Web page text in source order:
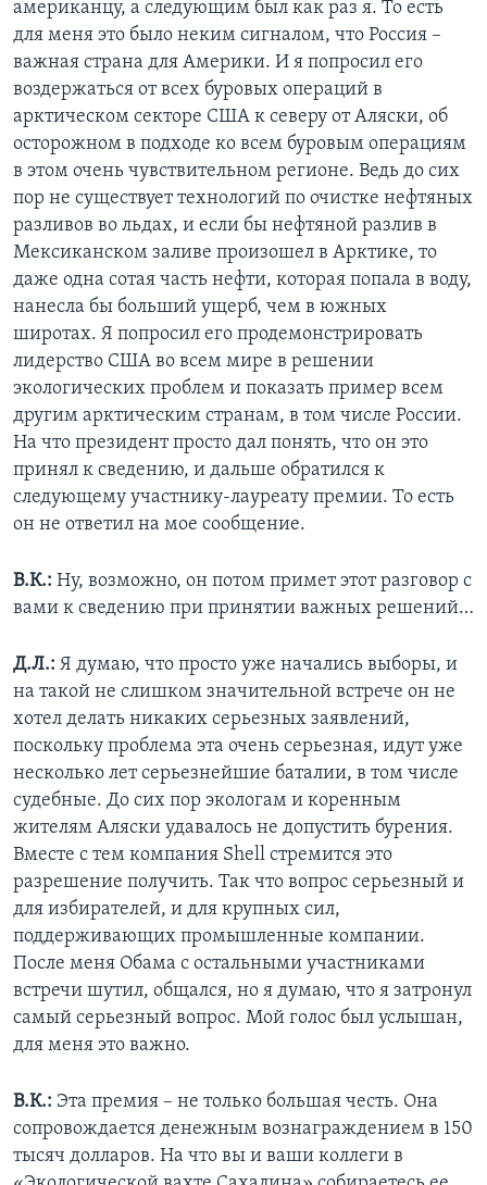
американцу, а следующим был как раз я. То есть
для меня это было неким сигналом, что Россия –
важная страна для Америки. И я попросил его
воздержаться от всех буровых операций в
арктическом секторе США к северу от Аляски, об
осторожном в подходе ко всем буровым операциям
в этом очень чувствительном регионе. Ведь до сих
пор не существует технологий по очистке нефтяных
разливов во льдах, и если бы нефтяной разлив в
Мексиканском заливе произошел в Арктике, то
даже одна сотая часть нефти, которая попала в воду,
нанесла бы больший ущерб, чем в южных
широтах. Я попросил его продемонстрировать
лидерство США во всем мире в решении
экологических проблем и показать пример всем
другим арктическим странам, в том числе России.
На что президент просто дал понять, что он это
принял к сведению, и дальше обратился к
следующему участнику-лауреату премии. То есть
он не ответил на мое сообщение.
В.К.: Ну, возможно, он потом примет этот разговор с
вами к сведению при принятии важных решений…
Д.Л.: Я думаю, что просто уже начались выборы, и
на такой не слишком значительной встрече он не
хотел делать никаких серьезных заявлений,
поскольку проблема эта очень серьезная, идут уже
несколько лет серьезнейшие баталии, в том числе
судебные. До сих пор экологам и коренным
жителям Аляски удавалось не допустить бурения.
Вместе с тем компания Shell стремится это
разрешение получить. Так что вопрос серьезный и
для избирателей, и для крупных сил,
поддерживающих промышленные компании.
После меня Обама с остальными участниками
встречи шутил, общался, но я думаю, что я затронул
самый серьезный вопрос. Мой голос был услышан,
для меня это важно.
В.К.: Эта премия – не только большая честь. Она
сопровождается денежным вознаграждением в 150
тысяч долларов. На что вы и ваши коллеги в